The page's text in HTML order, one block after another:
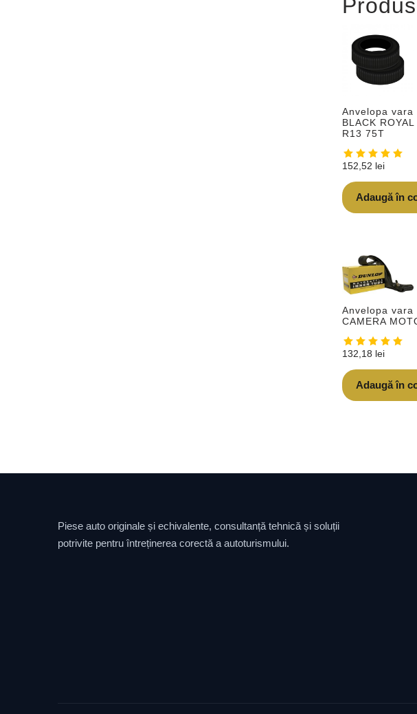
Anvelopa vara
BLACK
R13 75T
152,52 lei
Adaugă în
Anvelopa vara
CAMERA
132,18 lei
Adaugă în
Piese auto originale și echivalente, consultanță tehnică și soluții
potrivite pentru întreținerea corectă a autoturismului.